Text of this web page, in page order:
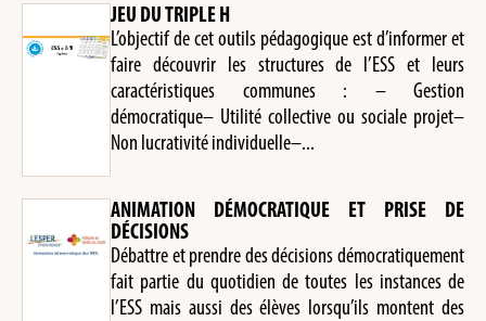
JEU DU TRIPLE H
L’objectif de cet outils pédagogique est d’informer et
faire découvrir les structures de l’ESS et leurs
caractéristiques communes : – Gestion
démocratique– Utilité collective ou sociale projet–
Non lucrativité individuelle–...
ANIMATION DÉMOCRATIQUE ET PRISE DE
DÉCISIONS
Débattre et prendre des décisions démocratiquement
fait partie du quotidien de toutes les instances de
l’ESS mais aussi des élèves lorsqu’ils montent des